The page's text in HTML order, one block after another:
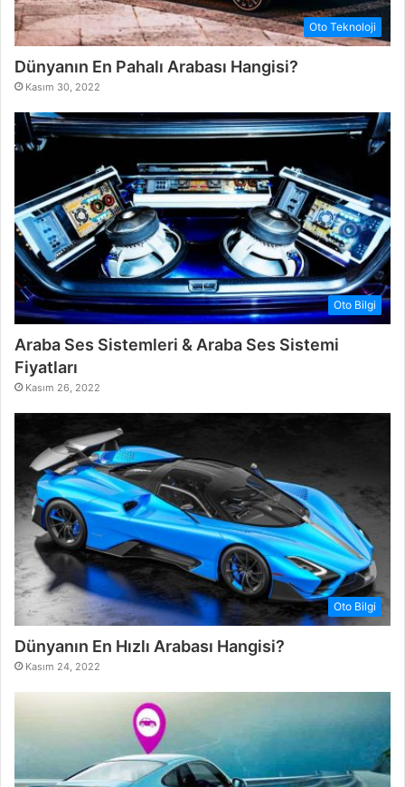
Oto Teknoloji
Dünyanın En Pahalı Arabası Hangisi?
Kasım 30, 2022
Oto Bilgi
Araba Ses Sistemleri & Araba Ses Sistemi
Fiyatları
Kasım 26, 2022
Oto Bilgi
Dünyanın En Hızlı Arabası Hangisi?
Kasım 24, 2022